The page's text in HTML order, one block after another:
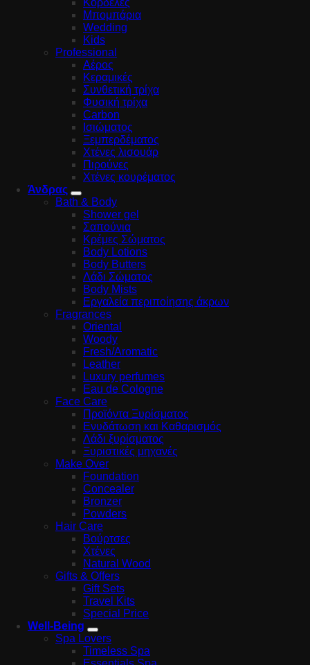
Μπομπάρια
Wedding
Kids
Professional
Αέρος
Κεραμικές
Συνθετική τρίχα
Φυσική τρίχα
Carbon
Ισιώματος
Ξεμπερδέματος
Χτένες λισουάρ
Πιρούνες
Χτένες κουρέματος
Άνδρας
Bath & Body
Shower gel
Σαπούνια
Κρέμες Σώματος
Body Lotions
Body Butters
Λάδι Σώματος
Body Mists
Εργαλεία περιποίησης άκρων
Fragrances
Oriental
Woody
Fresh/Aromatic
Leather
Luxury perfumes
Eau de Cologne
Face Care
Προϊόντα Ξυρίσματος
Ενυδάτωση και Καθαρισμός
Λάδι ξυρίσματος
Ξυριστικές μηχανές
Make Over
Foundation
Concealer
Bronzer
Powders
Hair Care
Βούρτσες
Χτένες
Natural Wood
Gifts & Offers
Gift Sets
Travel Kits
Special Price
Well-Being
Spa Lovers
Timeless Spa